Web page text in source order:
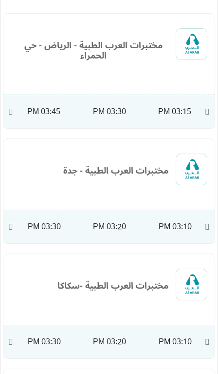
مختبرات العرب الطبية - الرياض - حي
الحمراء
03:15 PM
03:30 PM
03:45 PM
مختبرات العرب الطبية - جدة
03:10 PM
03:20 PM
03:30 PM
مختبرات العرب الطبية -سكاكا
03:10 PM
03:20 PM
03:30 PM